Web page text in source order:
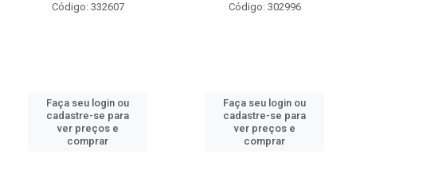
Código: 332607
Faça seu login ou
cadastre-se para
ver preços e
comprar
Código: 302996
Faça seu login ou
cadastre-se para
ver preços e
comprar